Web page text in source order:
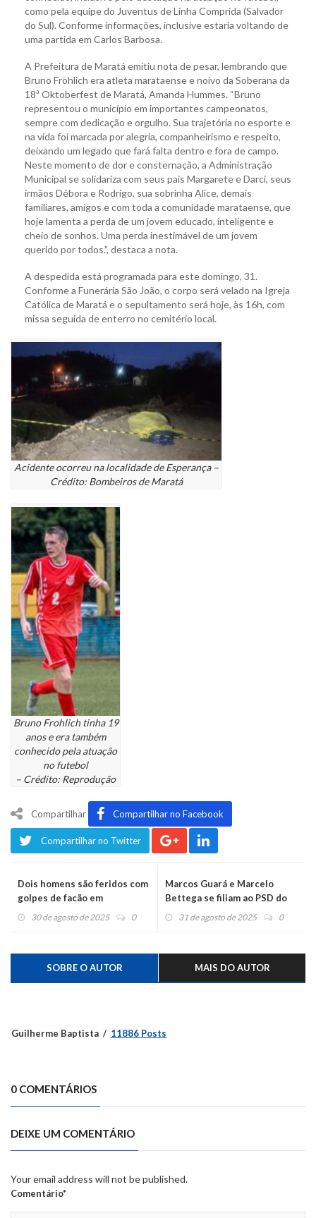
como pela equipe do Juventus de Linha Comprida (Salvador
do Sul). Conforme informações, inclusive estaria voltando de
uma partida em Carlos Barbosa.
A Prefeitura de Maratá emitiu nota de pesar, lembrando que
Bruno Fröhlich era atleta marataense e noivo da Soberana da
18ª Oktoberfest de Maratá, Amanda Hummes. “Bruno
representou o município em importantes campeonatos,
sempre com dedicação e orgulho. Sua trajetória no esporte e
na vida foi marcada por alegria, companheirismo e respeito,
deixando um legado que fará falta dentro e fora de campo.
Neste momento de dor e consternação, a Administração
Municipal se solidariza com seus pais Margarete e Darci, seus
irmãos Débora e Rodrigo, sua sobrinha Alice, demais
familiares, amigos e com toda a comunidade marataense, que
hoje lamenta a perda de um jovem educado, inteligente e
cheio de sonhos. Uma perda inestimável de um jovem
querido por todos.”, destaca a nota.
A despedida está programada para este domingo, 31.
Conforme a Funerária São João, o corpo será velado na Igreja
Católica de Maratá e o sepultamento será hoje, às 16h, com
missa seguida de enterro no cemitério local.
Acidente ocorreu na localidade de Esperança –
Crédito: Bombeiros de Maratá
Bruno Frohlich tinha 19
anos e era também
conhecido pela atuação
no futebol
– Crédito: Reprodução
Compartilhar Compartilhar no Facebook
Compartilhar no Twitter
Dois homens são feridos com
golpes de facão em
Montenegro
30 de agosto de 2025 0
Marcos Guará e Marcelo
Bettega se filiam ao PSD do
governador Eduardo Leite
31 de agosto de 2025 0
SOBRE O AUTOR MAIS DO AUTOR
Guilherme Baptista 11886 Posts
0 COMENTÁRIOS
DEIXE UM COMENTÁRIO
Your email address will not be published.
Comentário*